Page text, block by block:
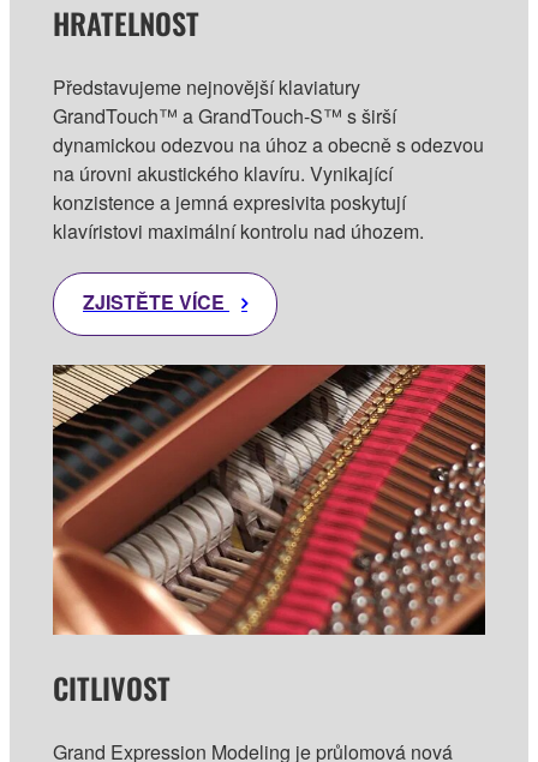
HRATELNOST
Představujeme nejnovější klaviatury
GrandTouch™ a GrandTouch-S™ s širší
dynamickou odezvou na úhoz a obecně s odezvou
na úrovni akustického klavíru. Vynikající
konzistence a jemná expresivita poskytují
klavíristovi maximální kontrolu nad úhozem.
ZJISTĚTE VÍCE
CITLIVOST
Grand Expression Modeling je průlomová nová